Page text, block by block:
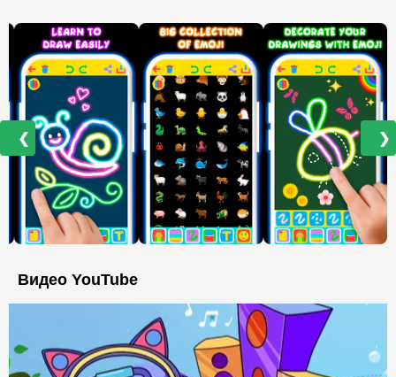
❮ ❯
Видео YouTube